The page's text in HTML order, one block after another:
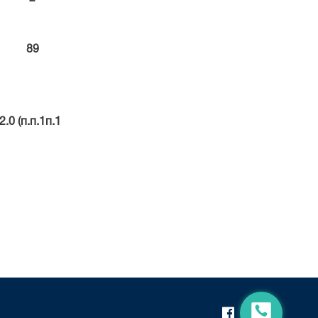
89
(п.п.1п.1